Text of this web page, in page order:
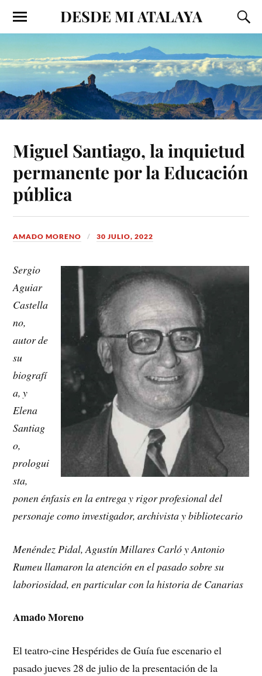
DESDE MI ATALAYA
Miguel Santiago, la inquietud
permanente por la Educación
pública
AMADO MORENO 30 JULIO, 2022
Sergio
Aguiar
Castella
no,
autor de
su
biografí
a, y
Elena
Santiag
o,
prologui
sta,
ponen énfasis en la entrega y rigor profesional del
personaje como investigador, archivista y bibliotecario
Menéndez Pidal, Agustín Millares Carló y Antonio
Rumeu llamaron la atención en el pasado sobre su
laboriosidad, en particular con la historia de Canarias
Amado Moreno
El teatro-cine Hespérides de Guía fue escenario el
pasado jueves 28 de julio de la presentación de la